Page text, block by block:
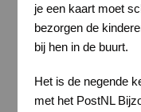
je een kaart moet
bezorgen de
bij hen in de buurt.
Het is de negende
met het PostNL